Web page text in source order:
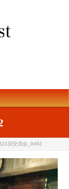
21回交流会_9492